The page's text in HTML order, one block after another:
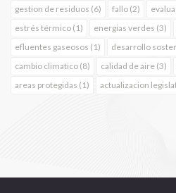
gestion de residuos (6)
fallo (2)
estrés térmico (1)
energias verdes (3)
efluentes gaseosos (1)
desarrollo
cambio climatico (8)
calidad de aire (3)
areas protegidas (1)
actualizacion